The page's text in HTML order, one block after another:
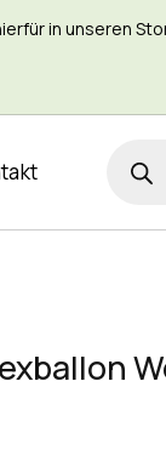
in unseren